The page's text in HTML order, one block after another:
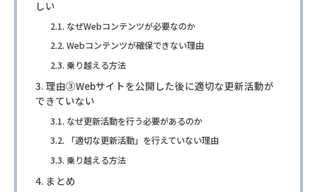
しい
なぜWebコンテンツが必要なのか
Webコンテンツが確保できない理由
乗り越える方法
理由③Webサイトを公開した後に適切な更新活動が
できていない
なぜ更新活動を行う必要があるのか
「適切な更新活動」を行えていない理由
乗り越える方法
まとめ